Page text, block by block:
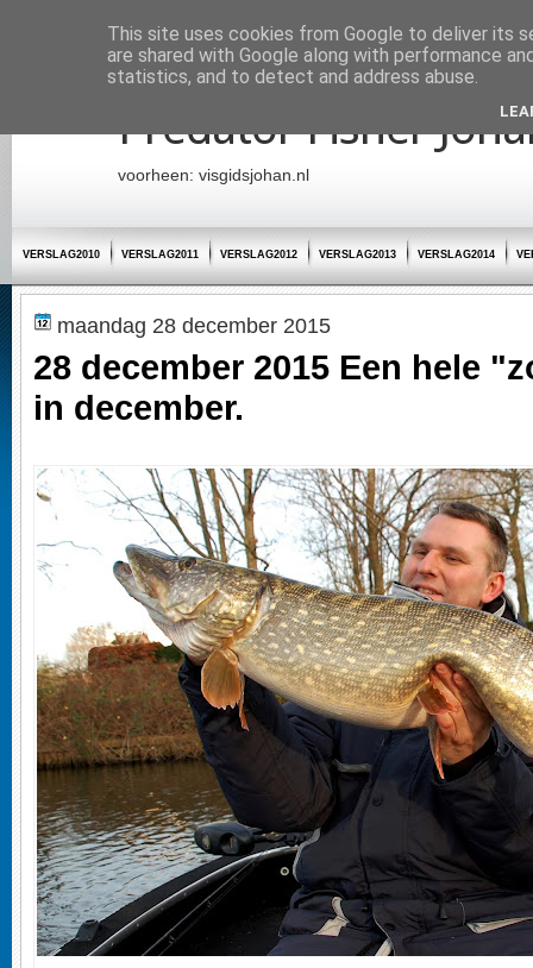
Startpagina
Predator Fisher
voorheen: visgidsjohan.nl
VERSLAG2010 VERSLAG2011 VERSLAG2012 VERSLAG2013 VERSLAG2014
maandag 28 december 2015
28 december 2015 Een hele
in december.
This site uses cookies from Google to deliver its
are shared with Google along with performance
statistics, and to detect and address abuse.